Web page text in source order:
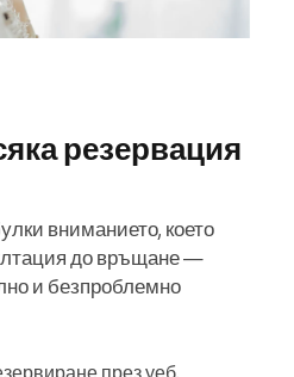
резервация
вниманието, което
до връщане —
и безпроблемно